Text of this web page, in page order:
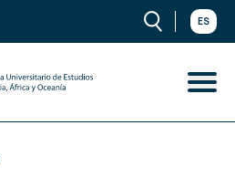
ES